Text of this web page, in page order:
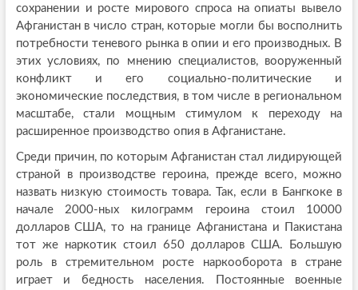
сохранении и росте мирового спроса на опиаты вывело
Афганистан в число стран, которые могли бы восполнить
потребности теневого рынка в опии и его производных. В
этих условиях, по мнению специалистов, вооруженный
конфликт и его социально-политические и
экономические последствия, в том числе в региональном
масштабе, стали мощным стимулом к переходу на
расширенное производство опия в Афганистане.
Среди причин, по которым Афганистан стал лидирующей
страной в производстве героина, прежде всего, можно
назвать низкую стоимость товара. Так, если в Бангкоке в
начале 2000-ных килограмм героина стоил 10000
долларов США, то на границе Афганистана и Пакистана
тот же наркотик стоил 650 долларов США. Большую
роль в стремительном росте наркооборота в стране
играет и бедность населения. Постоянные военные